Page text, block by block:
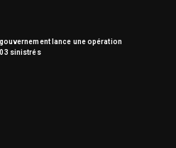
lance une opération
sinistrés